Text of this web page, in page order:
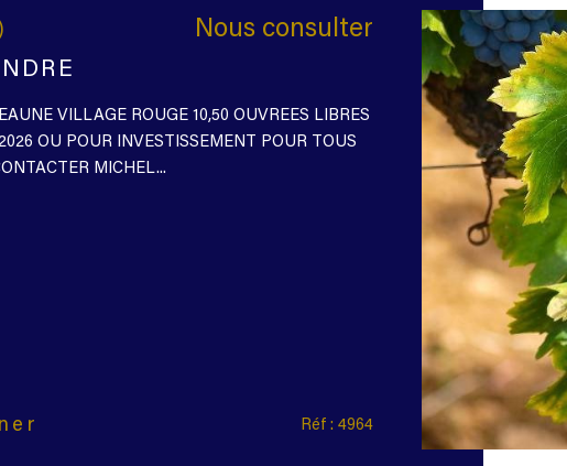
Nous consulter
VILLAGE ROUGE 10,50 OUVREES LIBRES
OU POUR INVESTISSEMENT POUR TOUS
MICHEL...
Réf : 4964